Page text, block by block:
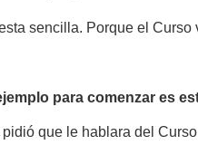
sencilla. Porque el
para comenzar es
que le hablara del